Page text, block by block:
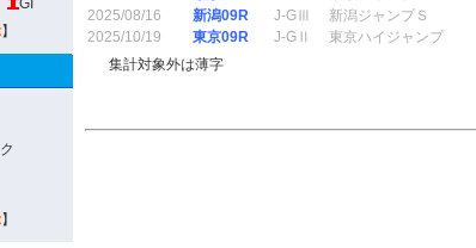
GI
】
】
2025/08/16
新潟09R J-GⅢ 新潟ジャンプＳ
2025/10/19
東京09R J-GⅡ 東京ハイジャンプ
集計対象外は薄字